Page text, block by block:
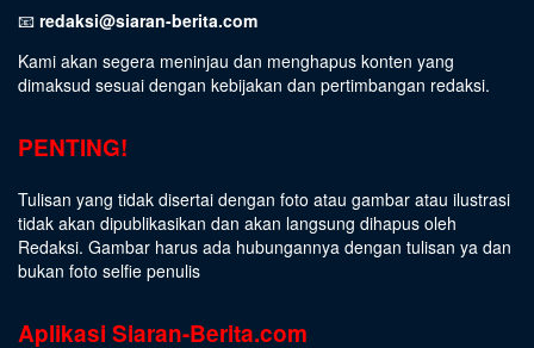
📧 redaksi@siaran-berita.com
Kami akan segera meninjau dan menghapus konten yang
dimaksud sesuai dengan kebijakan dan pertimbangan redaksi.
PENTING!
Tulisan yang tidak disertai dengan foto atau gambar atau ilustrasi
tidak akan dipublikasikan dan akan langsung dihapus oleh
Redaksi. Gambar harus ada hubungannya dengan tulisan ya dan
bukan foto selfie penulis
Aplikasi Siaran-Berita.com